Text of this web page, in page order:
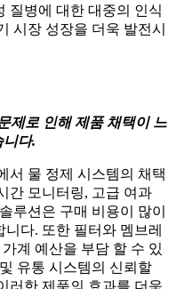
질병에 대한 대중의 인식
시장 성장을 더욱 발전시
제로 인해 제품 채택이 느
니다.
서 물 정제 시스템의 채택
간 모니터링, 고급 여과
루션은 구매 비용이 많이
다. 또한 필터와 멤브레
계 예산을 부담 할 수 있
유통 시스템의 신뢰할
러한 제품의 효과를 더욱